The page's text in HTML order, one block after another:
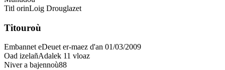
Titl orinLoig Drouglazet
Titouroù
Embannet eDeuet er-maez d'an 01/03/2009
Oad izelañAdalek 11 vloaz
Niver a bajennoù88